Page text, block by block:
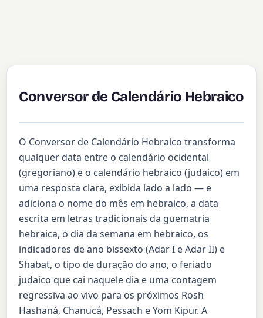
Conversor de Calendário Hebraico
O Conversor de Calendário Hebraico transforma
qualquer data entre o calendário ocidental
(gregoriano) e o calendário hebraico (judaico) em
uma resposta clara, exibida lado a lado — e
adiciona o nome do mês em hebraico, a data
escrita em letras tradicionais da guematria
hebraica, o dia da semana em hebraico, os
indicadores de ano bissexto (Adar I e Adar II) e
Shabat, o tipo de duração do ano, o feriado
judaico que cai naquele dia e uma contagem
regressiva ao vivo para os próximos Rosh
Hashaná, Chanucá, Pessach e Yom Kipur. A